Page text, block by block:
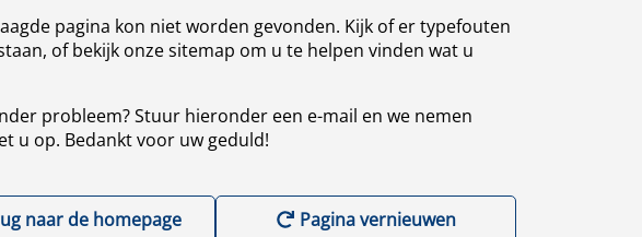
pagina kon niet worden gevonden. Kijk of er typefouten
of bekijk onze sitemap om u te helpen vinden wat u
probleem? Stuur hieronder een e-mail en we nemen
u op. Bedankt voor uw geduld!
naar de homepage Pagina vernieuwen